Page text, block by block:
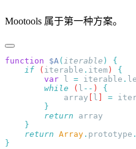
Mootools 属于第一种方案。
function $A ( iterable )
    if
( iterable . item )
        var
l = iterable .
        while
( l -- )
            array
[ l ] =
        return
    return
Array . prototype .